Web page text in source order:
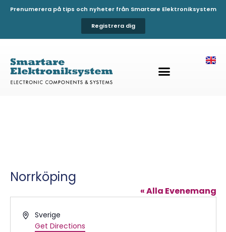
Prenumerera på tips och nyheter från Smartare Elektroniksystem
Registrera dig
Norrköping
« Alla Evenemang
Address
Sverige
Get Directions